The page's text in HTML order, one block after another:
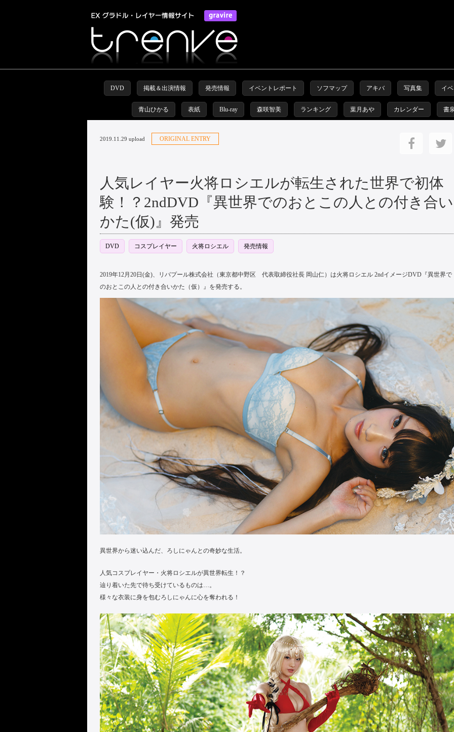
DVD 掲載＆出演情報 発売情報 イベントレポート ソフマップ アキバ 写真集 イ
青山ひかる 表紙 Blu-ray 森咲智美 ランキング 葉月あや カレンダー 書
2019.11.29 upload ORIGINAL ENTRY
人気レイヤー火将ロシエルが転生された世界で初体
験！？2ndDVD『異世界でのおとこの人との付き合い
かた(仮)』発売
DVD コスプレイヤー 火将ロシエル 発売情報
2019年12月20日(金)、リバプール株式会社（東京都中野区 代表取締役社長 岡山仁）は火将ロシエル 2ndイメージDVD『異世界で
のおとこの人との付き合いかた（仮）』を発売する。
異世界から迷い込んだ、ろしにゃんとの奇妙な生活。
人気コスプレイヤー・火将ロシエルが異世界転生！？
辿り着いた先で待ち受けているものは…。
様々な衣装に身を包むろしにゃんに心を奪われる！